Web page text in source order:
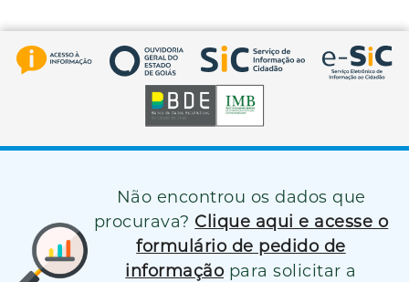
Não encontrou os dados que
procurava? Clique aqui e acesse o
formulário de pedido de
informação para solicitar a